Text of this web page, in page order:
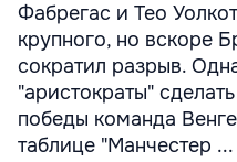
Фабрегас и Тео
крупного, но вскоре
сократил разрыв.
"аристократы"
победы команда
таблице "Манчестер ...